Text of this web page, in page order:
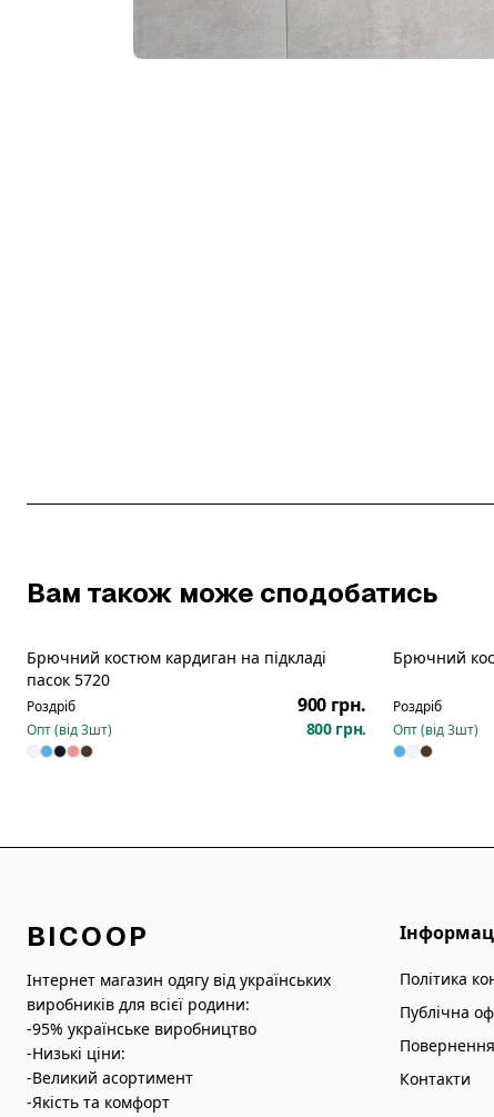
Вам також може сподобатись
Брючний костюм кардиган на підкладі
пасок 5720
Роздріб 900 грн.
Опт (від3шт) 800 грн.
Брючний
Роздріб
Опт (від3шт)
BICOOP
Інтернет магазин одягу від українських
виробників для всієї родини:
-95% українське виробництво
-Низькі ціни:
-Великий асортимент
-Якість та комфорт
Політика
Публічна
Контакти